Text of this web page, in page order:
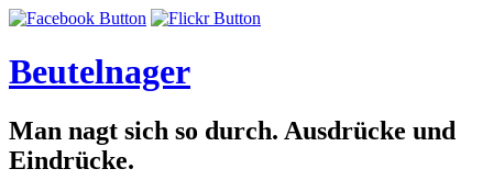
Beutelnager
Man nagt sich so durch. Ausdrücke und
Eindrücke.